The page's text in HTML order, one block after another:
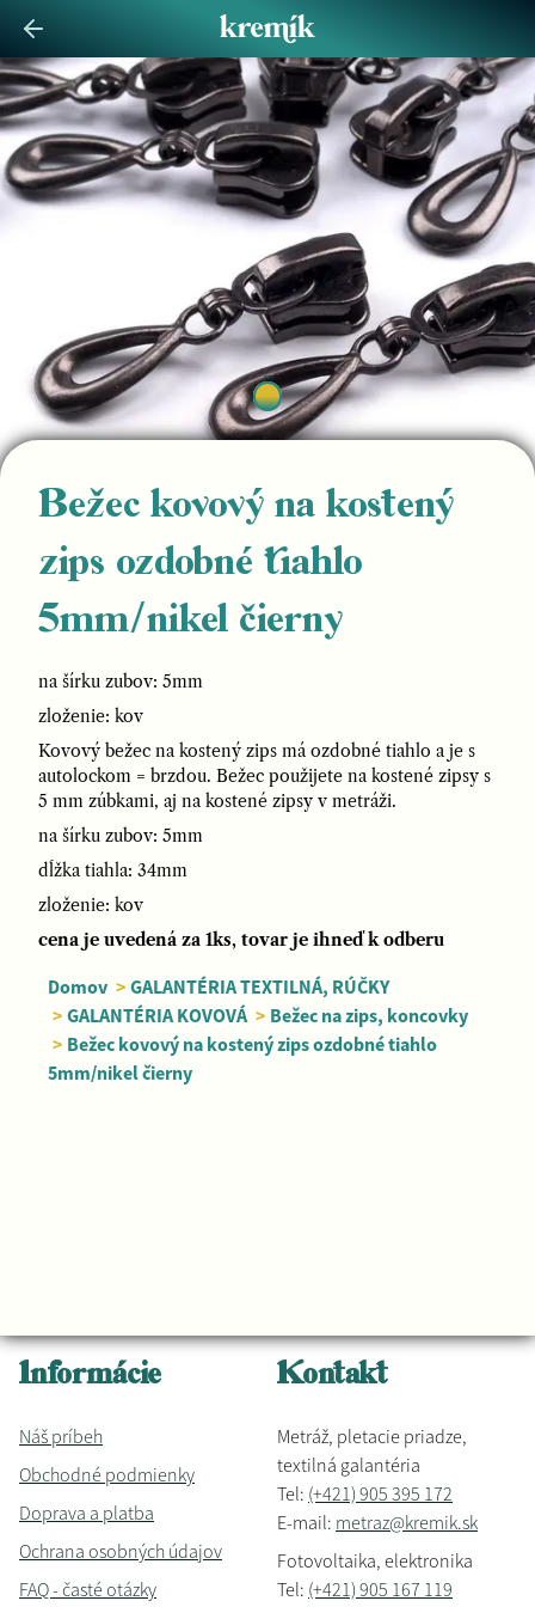
Bežec kovový na kostený
zips ozdobné tiahlo
5mm/nikel čierny
na šírku zubov: 5mm
zloženie: kov
Kovový bežec na kostený zips má ozdobné tiahlo a je s
autolockom = brzdou. Bežec použijete na kostené zipsy s
5 mm zúbkami, aj na kostené zipsy v metráži.
na šírku zubov: 5mm
dĺžka tiahla: 34mm
zloženie: kov
cena je uvedená za 1ks, tovar je ihneď k odberu
Domov > GALANTÉRIA TEXTILNÁ, RÚČKY
> GALANTÉRIA KOVOVÁ > Bežec na zips, koncovky
> Bežec kovový na kostený zips ozdobné tiahlo
5mm/nikel čierny
Informácie
Náš príbeh
Obchodné podmienky
Doprava a platba
Ochrana osobných údajov
FAQ - časté otázky
Kontakt
Metráž, pletacie priadze,
textilná galantéria
Tel: (+421) 905 395 172
E-mail: metraz@kremik.sk
Fotovoltaika, elektronika
Tel: (+421) 905 167 119